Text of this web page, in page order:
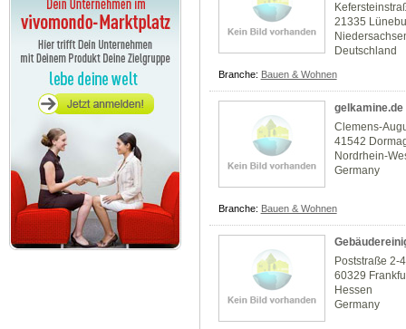
21335
Deutschland
Branche: Bauen & Wohnen
gelkamine.de
Clemens-
41542
Nordrhein-
Germany
Branche: Bauen & Wohnen
Poststraße 2-4
60329
Hessen
Germany